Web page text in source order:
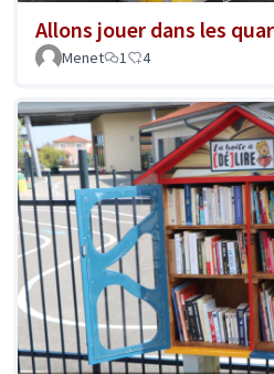
Allons jouer dans les
Menet
1 4